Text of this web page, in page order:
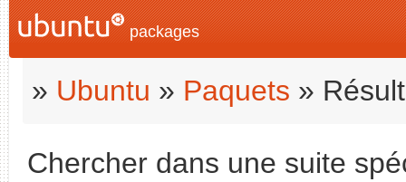
packages
» Ubuntu » Paquets »
Chercher dans une suite